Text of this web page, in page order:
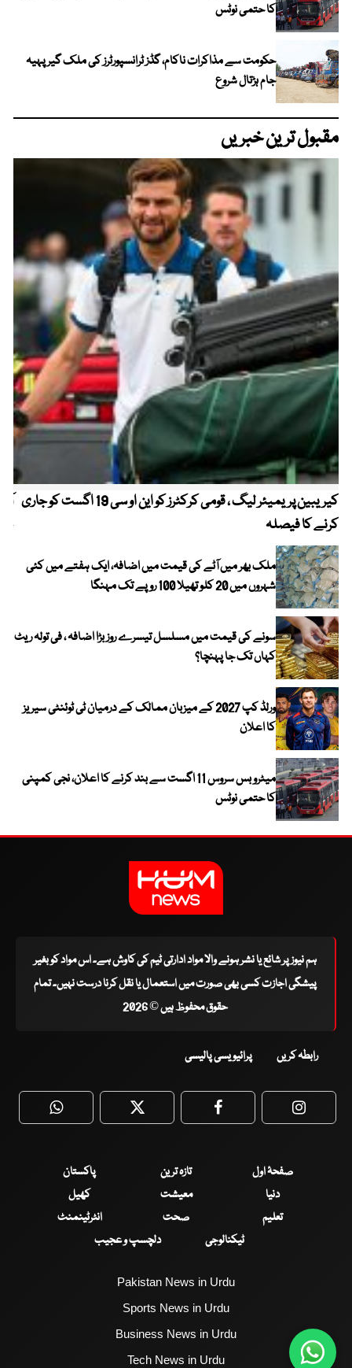
کا حتمی نوٹس
حکومت سے مذاکرات ناکام، گڈز ٹرانسپورٹرز کی ملک گیر پہیہ
جام ہڑتال شروع
مقبول ترین خبریں
کیریبین پریمیئر لیگ ، قومی کرکٹرز کو این او سی 19 اگست کو جاری
کرنے کا فیصلہ
ملک بھر میں آٹے کی قیمت میں اضافہ، ایک ہفتے میں کئی
شہروں میں 20 کلو تھیلا 100 روپے تک مہنگا
سونے کی قیمت میں مسلسل تیسرے روز بڑا اضافہ ، فی تولہ ریٹ
کہاں تک جا پہنچا؟
ورلڈ کپ 2027 کے میزبان ممالک کے درمیان ٹی ٹوئنٹی سیریز
کا اعلان
میٹرو بس سروس 11 اگست سے بند کرنے کا اعلان، نجی کمپنی
کا حتمی نوٹس
ہم نیوز پر شائع یا نشر ہونے والا مواد ادارتی ٹیم کی کاوش ہے۔ اس مواد کو بغیر
پیشگی اجازت کسی بھی صورت میں استعمال یا نقل کرنا درست نہیں۔ تمام
حقوق محفوظ ہیں © 2026
رابطہ کریں پرائیویسی پالیسی
WhatsApp Twitter Facebook
صفحۂ اول تازہ ترین
پاکستان
دنیا
معیشت
کھیل
تعلیم
صحت
انٹرٹینمنٹ
ٹیکنالوجی
دلچسپ و عجیب
Pakistan News in Urdu
Sports News in Urdu
Business News in Urdu
Tech News in Urdu